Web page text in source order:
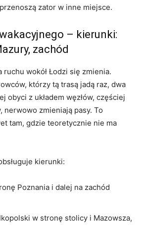
zator w inne miejsce.
– kierunki:
zachód
wokół Łodzi się zmienia.
którzy tą trasą jadą raz, dwa
obyci z układem węzłów, częściej
nerwowo zmieniają pasy. To
tam, gdzie teoretycznie nie ma
kierunki:
Poznania i dalej na zachód
w stronę stolicy i Mazowsza,